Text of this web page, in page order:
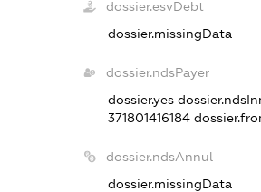
dossier.esvDebt
dossier.missingData
dossier.ndsPayer
dossier.yes
371801416184
dossier.ndsAnnul
dossier.missingData